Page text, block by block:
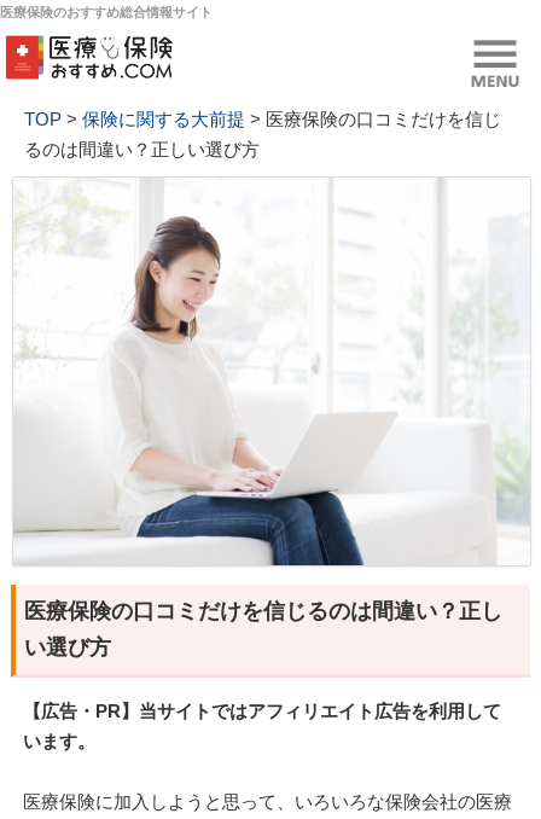
医療保険のおすすめ総合情報サイト
TOP > 保険に関する大前提 > 医療保険の口コミだけを信じ
るのは間違い？正しい選び方
医療保険の口コミだけを信じるのは間違い？正し
い選び方
【広告・PR】当サイトではアフィリエイト広告を利用して
います。
医療保険に加入しようと思って、いろいろな保険会社の医療